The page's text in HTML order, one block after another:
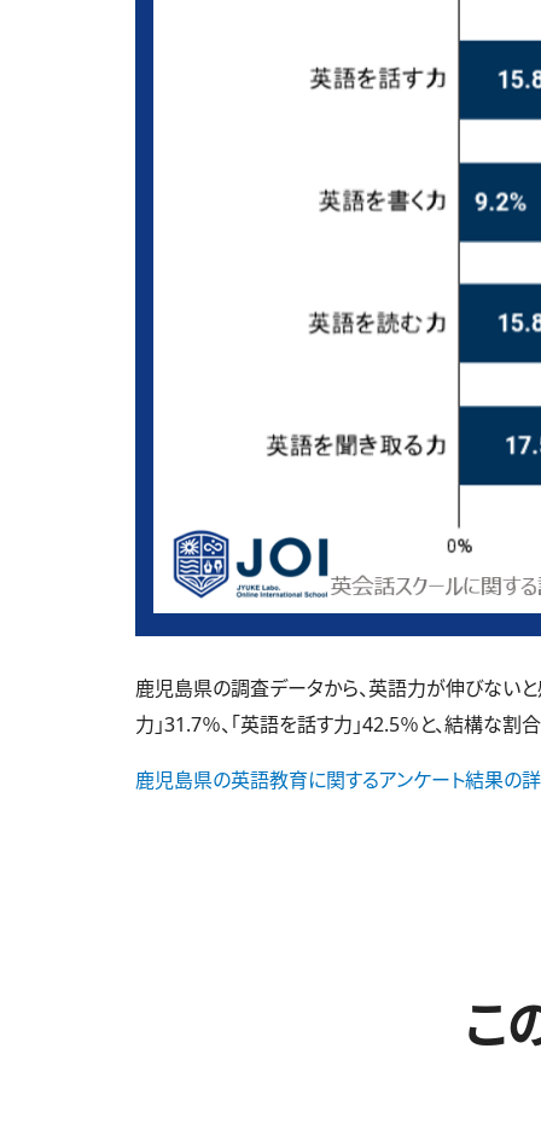
鹿児島県の調査データから、英語力が伸びないと
力」31.7％、「英語を話す力」42.5％と、結構な割
鹿児島県の英語教育に関するアンケート結果の
こ